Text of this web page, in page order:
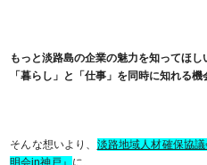
もっと淡路島の企業の魅力を知ってほし
「暮らし」と「仕事」を同時に知れる機
そんな想いより、 淡路地域人材確保協
明会in神戸』 に、